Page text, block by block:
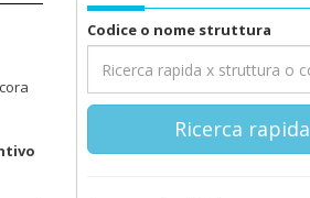
Codice o nome struttura
Ricerca rapida